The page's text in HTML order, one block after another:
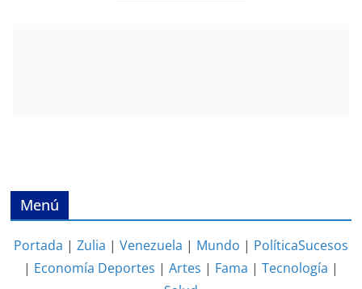
Menú
Portada | Zulia | Venezuela | Mundo | PolíticaSucesos
| Economía Deportes | Artes | Fama | Tecnología |